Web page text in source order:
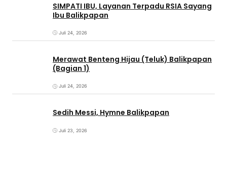
SIMPATI IBU, Layanan Terpadu RSIA Sayang
Ibu Balikpapan
Juli 24, 2026
Merawat Benteng Hijau (Teluk) Balikpapan
(Bagian 1)
Juli 24, 2026
Sedih Messi, Hymne Balikpapan
Juli 23, 2026